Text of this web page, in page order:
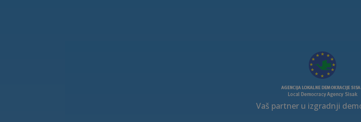
Vaš partner u izgradnji